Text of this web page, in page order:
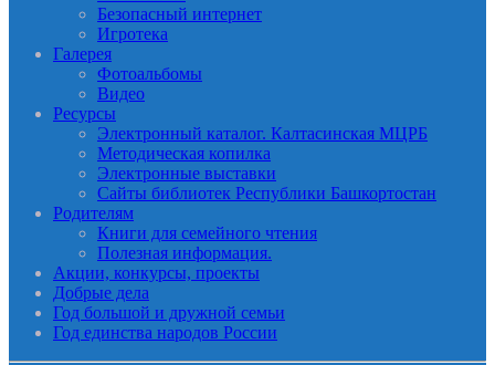
Безопасный интернет
Игротека
Галерея
Фотоальбомы
Видео
Ресурсы
Электронный каталог. Калтасинская МЦРБ
Методическая копилка
Электронные выставки
Сайты библиотек Республики Башкортостан
Родителям
Книги для семейного чтения
Полезная информация.
Акции, конкурсы, проекты
Добрые дела
Год большой и дружной семьи
Год единства народов России